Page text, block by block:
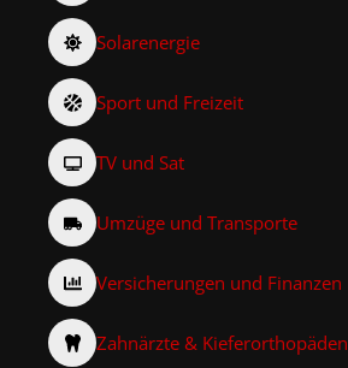
Solarenergie
Sport und Freizeit
TV und Sat
Umzüge und Transporte
Versicherungen und Finanzen
Zahnärzte & Kieferorthopäden